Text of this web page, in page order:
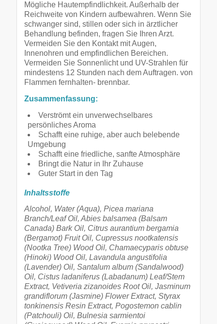
Mögliche Hautempfindlichkeit. Außerhalb der
Reichweite von Kindern aufbewahren. Wenn Sie
schwanger sind, stillen oder sich in ärztlicher
Behandlung befinden, fragen Sie Ihren Arzt.
Vermeiden Sie den Kontakt mit Augen,
Innenohren und empfindlichen Bereichen.
Vermeiden Sie Sonnenlicht und UV-Strahlen für
mindestens 12 Stunden nach dem Auftragen. von
Flammen fernhalten- brennbar.
Zusammenfassung:
Verströmt ein unverwechselbares
persönliches Aroma
Schafft eine ruhige, aber auch belebende
Umgebung
Schafft eine friedliche, sanfte Atmosphäre
Bringt die Natur in Ihr Zuhause
Guter Start in den Tag
Inhaltsstoffe
Alcohol, Water (Aqua), Picea mariana
Branch/Leaf Oil, Abies balsamea (Balsam
Canada) Bark Oil, Citrus aurantium bergamia
(Bergamot) Fruit Oil, Cupressus nootkatensis
(Nootka Tree) Wood Oil, Chamaecyparis obtuse
(Hinoki) Wood Oil, Lavandula angustifolia
(Lavender) Oil, Santalum album (Sandalwood)
Oil, Cistus ladaniferus (Labadanum) Leaf/Stem
Extract, Vetiveria zizanoides Root Oil, Jasminum
grandiflorum (Jasmine) Flower Extract, Styrax
tonkinensis Resin Extract, Pogostemon cablin
(Patchouli) Oil, Bulnesia sarmientoi